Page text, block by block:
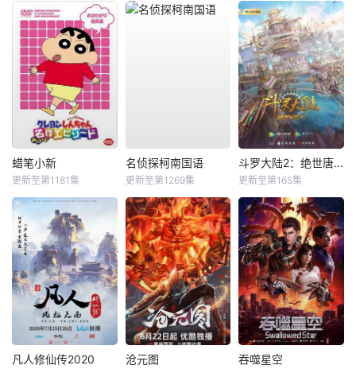
蜡笔小新
更新至第1181集
名侦探柯南国语
更新至第1269集
斗罗大陆2：绝世唐门
更新至第165集
凡人修仙传2020 沧元图 吞噬星空